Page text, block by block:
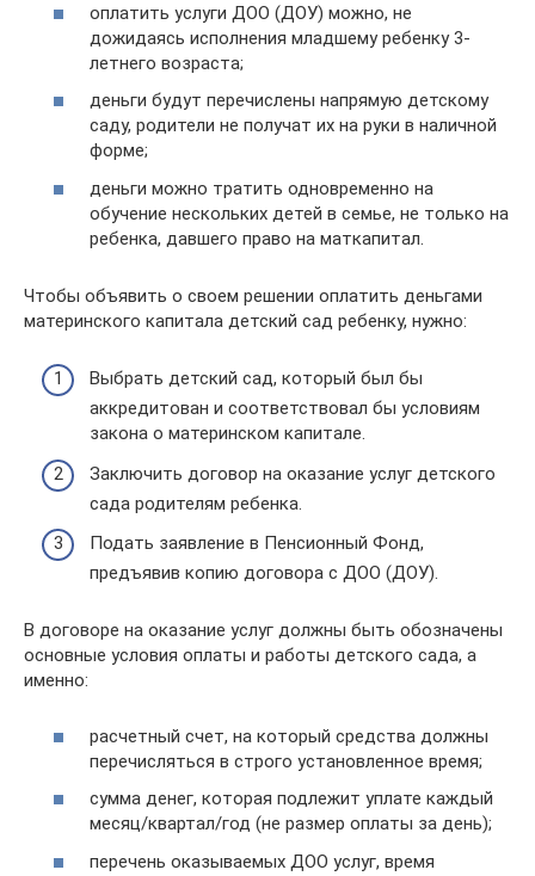
оплатить услуги ДОО (ДОУ) можно, не
дожидаясь исполнения младшему ребенку 3-
летнего возраста;
деньги будут перечислены напрямую детскому
саду, родители не получат их на руки в наличной
форме;
деньги можно тратить одновременно на
обучение нескольких детей в семье, не только на
ребенка, давшего право на маткапитал.
Чтобы объявить о своем решении оплатить деньгами
материнского капитала детский сад ребенку, нужно:
Выбрать детский сад, который был бы
аккредитован и соответствовал бы условиям
закона о материнском капитале.
Заключить договор на оказание услуг детского
сада родителям ребенка.
Подать заявление в Пенсионный Фонд,
предъявив копию договора с ДОО (ДОУ).
В договоре на оказание услуг должны быть обозначены
основные условия оплаты и работы детского сада, а
именно:
расчетный счет, на который средства должны
перечисляться в строго установленное время;
сумма денег, которая подлежит уплате каждый
месяц/квартал/год (не размер оплаты за день);
перечень оказываемых ДОО услуг, время